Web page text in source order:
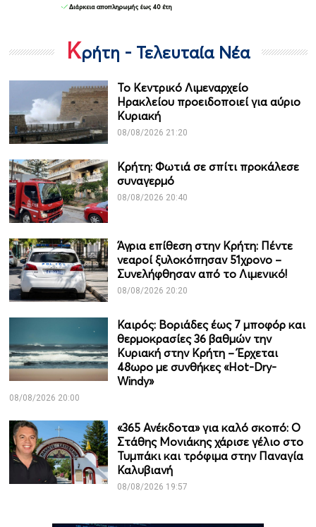
Κρήτη - Τελευταία Νέα
Το Κεντρικό Λιμεναρχείο
Ηρακλείου προειδοποιεί για αύριο
Κυριακή
08/08/2026 21:20
Κρήτη: Φωτιά σε σπίτι προκάλεσε
συναγερμό
08/08/2026 20:40
Άγρια επίθεση στην Κρήτη: Πέντε
νεαροί ξυλοκόπησαν 51χρονο –
Συνελήφθησαν από το Λιμενικό!
08/08/2026 20:20
Καιρός: Βοριάδες έως 7 μποφόρ και
θερμοκρασίες 36 βαθμών την
Κυριακή στην Κρήτη – Έρχεται
48ωρο με συνθήκες «Hot-Dry-
Windy»
08/08/2026 20:00
«365 Ανέκδοτα» για καλό σκοπό: Ο
Στάθης Μονιάκης χάρισε γέλιο στο
Τυμπάκι και τρόφιμα στην Παναγία
Καλυβιανή
08/08/2026 19:57